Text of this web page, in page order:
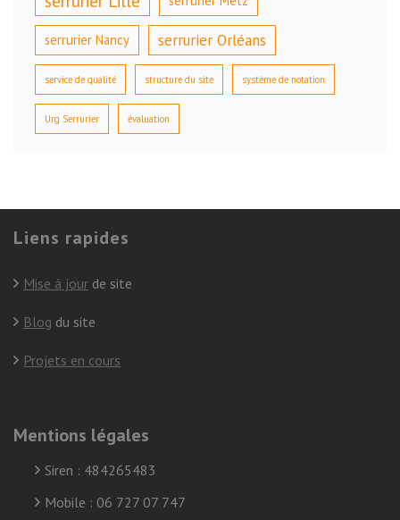
serrurier Nancy serrurier Orléans
service de qualité structure du site système de notation
Urg Serrurier évaluation
Liens rapides
Mise à jour de site
Blog du site
Projets en cours
Mentions légales
Siren : 484265483
Mobile : 06 727 07 747